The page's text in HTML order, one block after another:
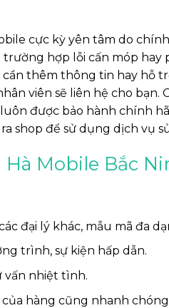
cực kỳ yên tâm do
hợp lỗi cấn móp hay
thêm thông tin hay hỗ
viên sẽ liên hệ cho
được bảo hành chính
shop để sử dụng dịch vụ
Hà Mobile Bắc
đại lý khác, mẫu mã đa
trình, sự kiện hấp dẫn.
vấn nhiệt tình.
của hàng cũng nhanh